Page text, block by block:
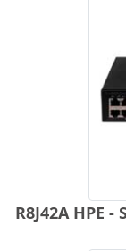
R8J42A HPE